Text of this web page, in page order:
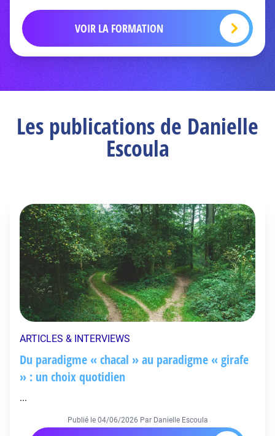
VOIR LA FORMATION
Les publications de Danielle
Escoula
ARTICLES & INTERVIEWS
Du paradigme « chacal » au paradigme « girafe
» : un choix quotidien
...
Publié le 04/06/2026 Par Danielle Escoula